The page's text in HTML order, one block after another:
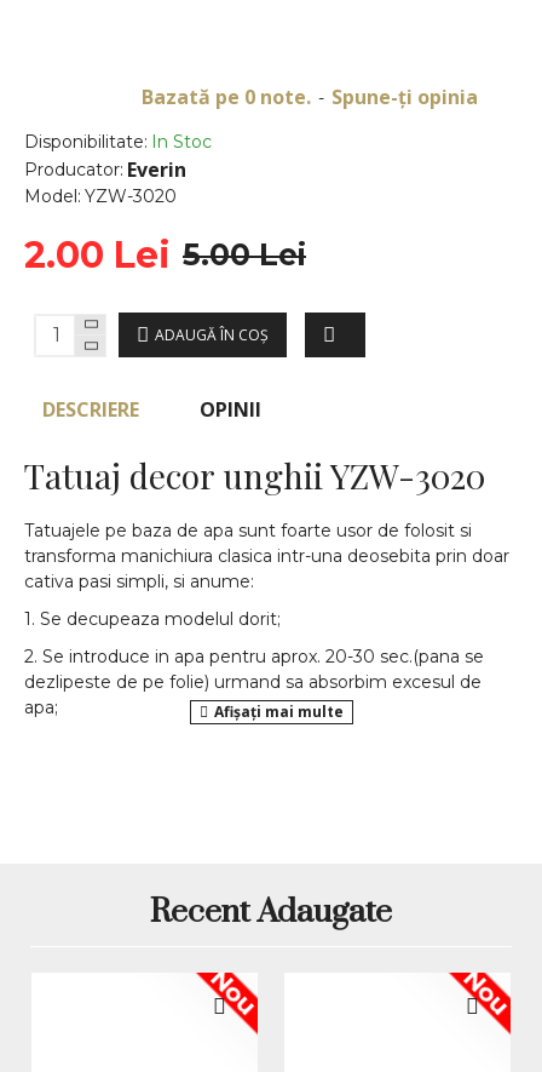
Disponibilitate: In Stoc
Producator: Everin
Model: YZW-3020
Bazată pe 0 note. - Spune-ţi opinia
2.00 Lei 5.00 Lei
ADAUGĂ ÎN COŞ
DESCRIERE OPINII
Tatuaj decor unghii YZW-3020
Tatuajele pe baza de apa sunt foarte usor de folosit si
transforma manichiura clasica intr-una deosebita prin doar
cativa pasi simpli, si anume:
1. Se decupeaza modelul dorit;
2. Se introduce in apa pentru aprox. 20-30 sec.(pana se
dezlipeste de pe folie) urmand sa absorbim excesul de
apa;
culorii pot varia in functie de monitor. Imaginile produselor
prezentate pe site sunt cu titlu de prezentare si pot diferi
livrate, acestea putand prezenta abateri minore de la
pozele si descrierile prezentate pe site, acestea se pot
modifica in functie de actualizarile producatorilor fara
Recent Adaugate
Nou Nou